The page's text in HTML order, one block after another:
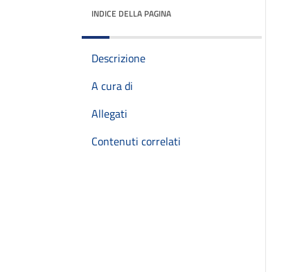
INDICE DELLA PAGINA
Descrizione
A cura di
Allegati
Contenuti correlati